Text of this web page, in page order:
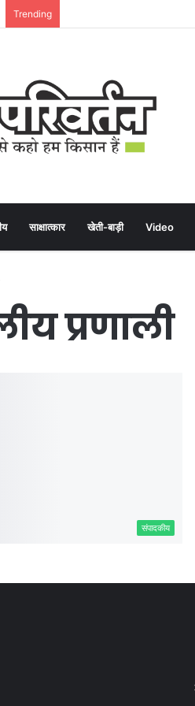
Trending
साक्षात्कार खेती-बाड़ी Video
प्रणाली
संपादकीय